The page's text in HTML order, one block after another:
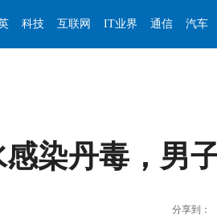
科技 互联网 IT业界 通信 汽车
染丹毒，男
分享到：